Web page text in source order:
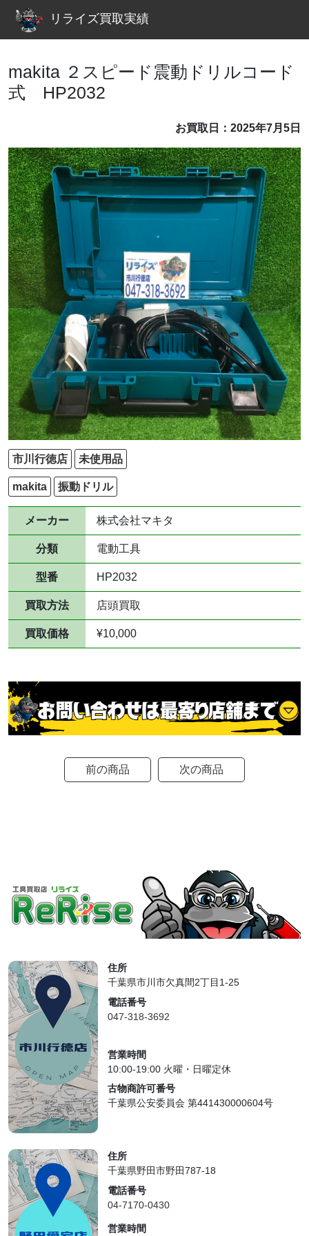
リライズ買取実績
makita ２スピード震動ドリルコード
式 HP2032
お買取日：2025年7月5日
市川行徳店 未使用品
makita 振動ドリル
メーカー 株式会社マキタ
分類 電動工具
型番 HP2032
買取方法 店頭買取
買取価格 ¥10,000
前の商品 次の商品
住所
千葉県市川市欠真間2丁目1-25
電話番号
047-318-3692
営業時間
10:00-19:00 火曜・日曜定休
古物商許可番号
千葉県公安委員会 第441430000604号
住所
千葉県野田市野田787-18
電話番号
04-7170-0430
営業時間